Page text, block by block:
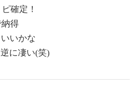
確定！
得
いかな
に凄い(笑)